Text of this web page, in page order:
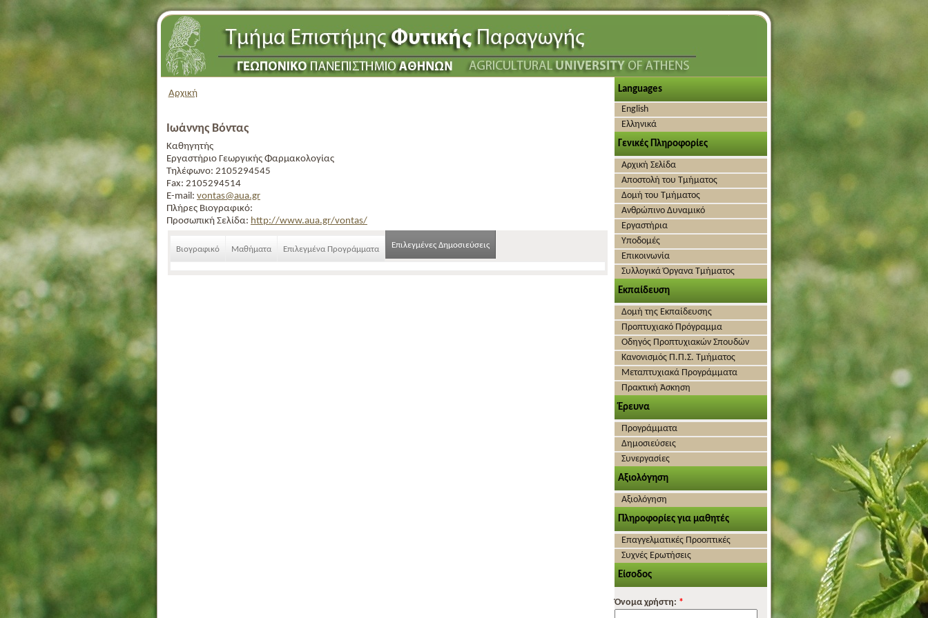
Αρχική
Ιωάννης Βόντας
Καθηγητής
Εργαστήριο Γεωργικής Φαρμακολογίας
Τηλέφωνο: 2105294545
Fax: 2105294514
E-mail: vontas@aua.gr
Πλήρες Βιογραφικό:
Προσωπική Σελίδα: http://www.aua.gr/vontas/
Βιογραφικό Μαθήματα Επιλεγμένα Προγράμματα Επιλεγμένες Δημοσιεύσεις
Languages
English
Ελληνικά
Γενικές Πληροφορίες
Αρχική Σελίδα
Αποστολή του Τμήματος
Δομή του Τμήματος
Ανθρώπινο Δυναμικό
Εργαστήρια
Υποδομές
Επικοινωνία
Συλλογικά Όργανα Τμήματος
Εκπαίδευση
Δομή της Εκπαίδευσης
Προπτυχιακό Πρόγραμμα
Οδηγός Προπτυχιακών Σπουδών
Κανονισμός Π.Π.Σ. Τμήματος
Μεταπτυχιακά Προγράμματα
Πρακτική Άσκηση
Έρευνα
Προγράμματα
Δημοσιεύσεις
Συνεργασίες
Αξιολόγηση
Αξιολόγηση
Πληροφορίες για μαθητές
Επαγγελματικές Προοπτικές
Συχνές Ερωτήσεις
Είσοδος
Όνομα χρήστη: *